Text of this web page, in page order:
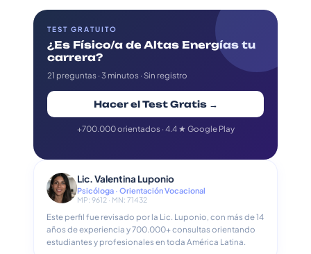
TEST GRATUITO
¿Es Físico/a de Altas Energías tu
carrera?
21 preguntas · 3 minutos · Sin registro
Hacer el Test Gratis →
+700.000 orientados · 4.4 ★ Google Play
Lic. Valentina Luponio
Psicóloga · Orientación Vocacional
MP: 9612 · MN: 71432
Este perfil fue revisado por la Lic. Luponio, con más de 14
años de experiencia y 700.000+ consultas orientando
estudiantes y profesionales en toda América Latina.